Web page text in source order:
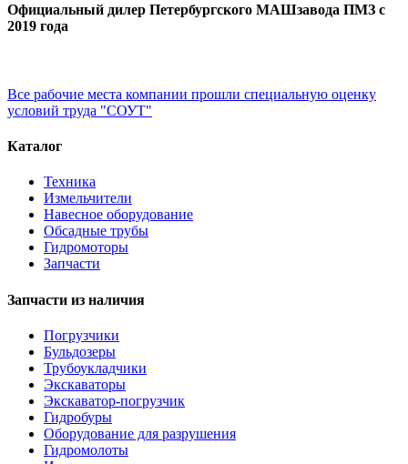
Официальный дилер Петербургского МАШзавода ПМЗ с
2019 года
Все рабочие места компании прошли специальную оценку
условий труда "СОУТ"
Каталог
Техника
Измельчители
Навесное оборудование
Обсадные трубы
Гидромоторы
Запчасти
Запчасти из наличия
Погрузчики
Бульдозеры
Трубоукладчики
Экскаваторы
Экскаватор-погрузчик
Гидробуры
Оборудование для разрушения
Гидромолоты